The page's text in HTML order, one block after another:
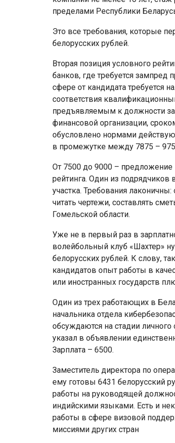
пределами Республики
Это все требования, которые
белорусских рублей.
Вторая позиция условного
банков, где требуется
сфере от кандидата требуется
соответствия
предъявляемым к должности
финансовой организации,
обусловлено нормами
в промежутке между 7875 –
От 7500 до 9000 – предложение
рейтинга. Один из подрядчиков
участка. Требования
читать чертежи, составлять
Гомельской области.
Уже не в первый раз в
волейбольный клуб «Шахтер»
белорусских рублей. К слову,
кандидатов опыт работы в
или иностранных государств
Один из трех работающих в
начальника отдела
обсуждаются на стадии
указал в объявлении
Зарплата – 6500.
Заместитель директора по
ему готовы 6431 белорусский
работы на руководящей
индийскими языками. Есть и
работы в сфере визовой
миссиями других стран